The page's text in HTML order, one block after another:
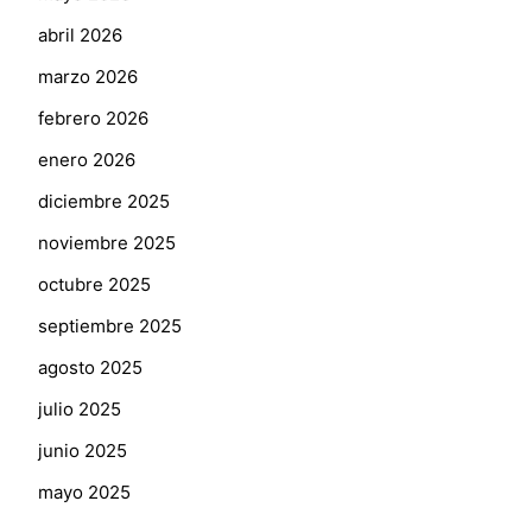
abril 2026
marzo 2026
febrero 2026
enero 2026
diciembre 2025
noviembre 2025
octubre 2025
septiembre 2025
agosto 2025
julio 2025
junio 2025
mayo 2025